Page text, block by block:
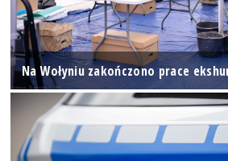
Na Wołyniu zakończono prace